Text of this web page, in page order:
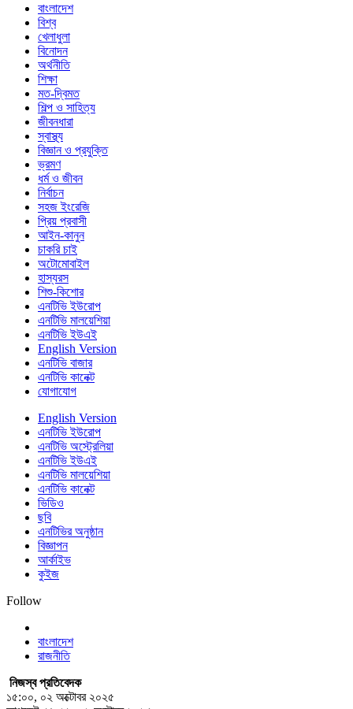
বাংলাদেশ
বিশ্ব
খেলাধুলা
বিনোদন
অর্থনীতি
শিক্ষা
মত-দ্বিমত
শিল্প ও সাহিত্য
জীবনধারা
স্বাস্থ্য
বিজ্ঞান ও প্রযুক্তি
ভ্রমণ
ধর্ম ও জীবন
নির্বাচন
সহজ ইংরেজি
প্রিয় প্রবাসী
আইন-কানুন
চাকরি চাই
অটোমোবাইল
হাস্যরস
শিশু-কিশোর
এনটিভি ইউরোপ
এনটিভি মালয়েশিয়া
এনটিভি ইউএই
English Version
এনটিভি বাজার
এনটিভি কানেক্ট
যোগাযোগ
English Version
এনটিভি ইউরোপ
এনটিভি অস্ট্রেলিয়া
এনটিভি ইউএই
এনটিভি মালয়েশিয়া
এনটিভি কানেক্ট
ভিডিও
ছবি
এনটিভির অনুষ্ঠান
বিজ্ঞাপন
আর্কাইভ
কুইজ
Follow
বাংলাদেশ
রাজনীতি
নিজস্ব প্রতিবেদক
১৫:০০, ০২ অক্টোবর ২০২৫